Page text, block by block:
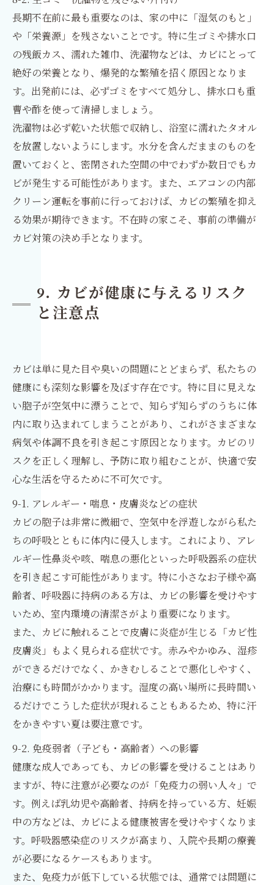
長期不在前に最も重要なのは、家の中に「湿気のもと」
や「栄養源」を残さないことです。特に生ゴミや排水口
の残飯カス、濡れた雑巾、洗濯物などは、カビにとって
絶好の栄養となり、爆発的な繁殖を招く原因となりま
す。出発前には、必ずゴミをすべて処分し、排水口も重
曹や酢を使って清掃しましょう。
洗濯物は必ず乾いた状態で収納し、浴室に濡れたタオル
を放置しないようにします。水分を含んだままのものを
置いておくと、密閉された空間の中でわずか数日でもカ
ビが発生する可能性があります。また、エアコンの内部
クリーン運転を事前に行っておけば、カビの繁殖を抑え
る効果が期待できます。不在時の家こそ、事前の準備が
カビ対策の決め手となります。
9. カビが健康に与えるリスク
と注意点
カビは単に見た目や臭いの問題にとどまらず、私たちの
健康にも深刻な影響を及ぼす存在です。特に目に見えな
い胞子が空気中に漂うことで、知らず知らずのうちに体
内に取り込まれてしまうことがあり、これがさまざまな
病気や体調不良を引き起こす原因となります。カビのリ
スクを正しく理解し、予防に取り組むことが、快適で安
心な生活を守るために不可欠です。
9-1. アレルギー・喘息・皮膚炎などの症状
カビの胞子は非常に微細で、空気中を浮遊しながら私た
ちの呼吸とともに体内に侵入します。これにより、アレ
ルギー性鼻炎や咳、喘息の悪化といった呼吸器系の症状
を引き起こす可能性があります。特に小さなお子様や高
齢者、呼吸器に持病のある方は、カビの影響を受けやす
いため、室内環境の清潔さがより重要になります。
また、カビに触れることで皮膚に炎症が生じる「カビ性
皮膚炎」もよく見られる症状です。赤みやかゆみ、湿疹
ができるだけでなく、かきむしることで悪化しやすく、
治療にも時間がかかります。湿度の高い場所に長時間い
るだけでこうした症状が現れることもあるため、特に汗
をかきやすい夏は要注意です。
9-2. 免疫弱者（子ども・高齢者）への影響
健康な成人であっても、カビの影響を受けることはあり
ますが、特に注意が必要なのが「免疫力の弱い人々」で
す。例えば乳幼児や高齢者、持病を持っている方、妊娠
中の方などは、カビによる健康被害を受けやすくなりま
す。呼吸器感染症のリスクが高まり、入院や長期の療養
が必要になるケースもあります。
また、免疫力が低下している状態では、通常では問題に